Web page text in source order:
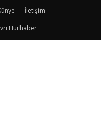
İletişim
Hürhaber